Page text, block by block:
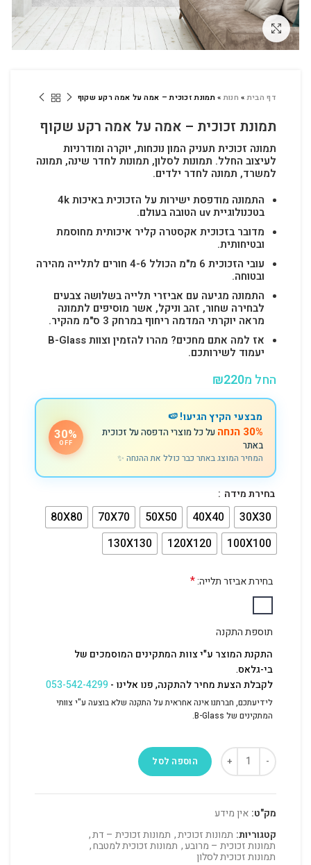
לחץ להגדלה
דף הבית» חנות»תמונת זכוכית – אמה על אמה רקע שקוף
תמונת זכוכית – אמה על אמה רקע שקוף
תמונה זכוכית תעניק המון נוכחות, יוקרה ומודרניות
לעיצוב החלל. תמונות לסלון, תמונות לחדר שינה, תמונה
למשרד, תמונה לחדר ילדים.
התמונה מודפסת ישירות על הזכוכית באיכות 4k
בטכנולוגיית uv הטובה בעולם.
מדובר בזכוכית אקסטרה קליר איכותית מחוסמת
ובטיחותית.
עובי הזכוכית 6 מ"מ הכולל 4-6 חורים לתלייה מהירה
ובטוחה.
התמונה מגיעה עם אביזרי תלייה בשלושה צבעים
לבחירה שחור, זהב וניקל, אשר מוסיפים לתמונה
מראה יוקרתי המדמה ריחוף במרחק 3 ס"מ מהקיר.
אז למה אתם מחכים? מהרו להזמין וצוות B-Glass
יעמוד לשירותכם.
החל מ ₪220
מבצעי הקיץ הגיעו! 🍉
30% הנחה
על כל מוצרי הדפסה על זכוכית
באתר
המחיר המוצג באתר כבר כולל את ההנחה ✨
30%
OFF
בחירת מידה
30X30
40X40
50X50
70X70
80X80
100X100
120X120
130X130
בחירת אביזר תלייה:*
תוספת התקנה
התקנת המוצר ע"י צוות המתקינים המוסמכים של
בי-גלאס.
לקבלת הצעת מחיר להתקנה, פנו אלינו -053-542-4299
לידיעתכם, חברתנו אינה אחראית על התקנה שלא בוצעה ע"י צוותי
המתקינים של B-Glass.
הוספה לסל
מק"ט: אין מידע
קטגוריות: תמונות זכוכית, תמונות זכוכית – דת,
תמונות זכוכית – מרובע, תמונות זכוכית למטבח,
תמונות זכוכית לסלון